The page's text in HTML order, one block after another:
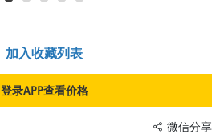
加入收藏列表
登录APP查看价格
微信分享